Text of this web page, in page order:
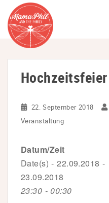
Hochzeitsfeier
22. September 2018
Veranstaltung
Datum/Zeit
Date(s) - 22.09.2018 -
23.09.2018
23:30 - 00:30